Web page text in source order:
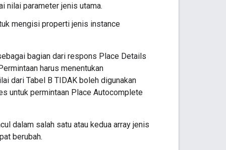
nilai parameter jenis utama.
mengisi properti jenis instance
bagian dari respons Place Details
harus menentukan
dari Tabel B TIDAK boleh digunakan
untuk permintaan Place Autocomplete
dalam salah satu atau kedua array jenis
berubah.